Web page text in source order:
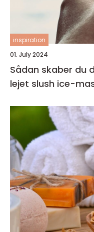
inspiration
01. July 2024
Sådan skaber du
lejet slush ice-